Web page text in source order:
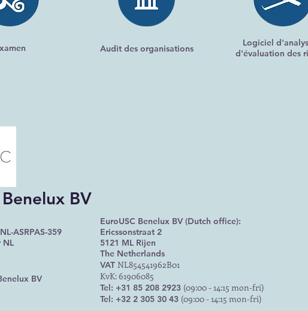
Audit des organisations
Logiciel
d'évaluation des
BV
ASRPAS-359
NL
BV
EuroUSC Benelux BV (Dutch office):
Ericssonstraat 2
5121 ML Rijen
The Netherlands
VAT NL854541962B01
KvK: 61906085
Tel: +31 85 208 2923 (09:00 - 14:15 mon-fri)
Tel: +32 2 305 30 43 (09:00 - 14:15 mon-fri)